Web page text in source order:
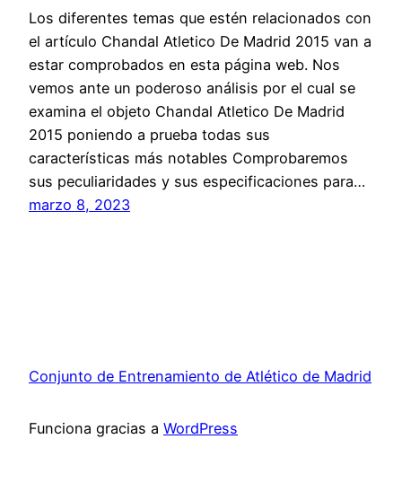
Los diferentes temas que estén relacionados con
el artículo Chandal Atletico De Madrid 2015 van a
estar comprobados en esta página web. Nos
vemos ante un poderoso análisis por el cual se
examina el objeto Chandal Atletico De Madrid
2015 poniendo a prueba todas sus
características más notables Comprobaremos
sus peculiaridades y sus especificaciones para…
marzo 8, 2023
Conjunto de Entrenamiento de Atlético de Madrid
Funciona gracias a WordPress